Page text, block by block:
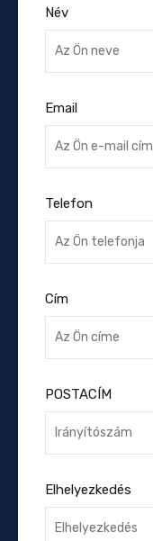
Név
Email
Telefon
Cím
POSTACÍM
Elhelyezkedés